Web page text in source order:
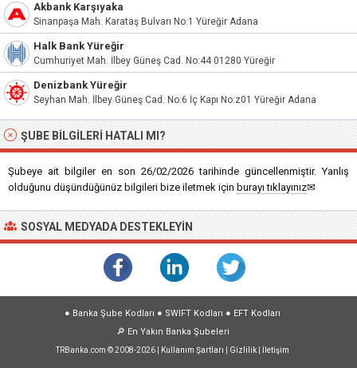
Akbank Karşıyaka
Sinanpaşa Mah. Karataş Bulvarı No:1 Yüreğir Adana
Halk Bank Yüreğir
Cumhuriyet Mah. İlbey Güneş Cad. No:44 01280 Yüreğir
Denizbank Yüreğir
Seyhan Mah. İlbey Güneş Cad. No:6 İç Kapı No:z01 Yüreğir Adana
ŞUBE BILGILERI HATALI MI?
Şubeye ait bilgiler en son 26/02/2026 tarihinde güncellenmiştir. Yanlış
olduğunu düşündüğünüz bilgileri bize iletmek için burayı tıklayınız✉
SOSYAL MEDYADA DESTEKLEYIN
● Banka Şube Kodları ● SWIFT Kodları ● EFT Kodları
🔎 En Yakın Banka Şubeleri
TRBanka.com © 2008-2026 | Kullanım Şartları Gizlilik İletişim